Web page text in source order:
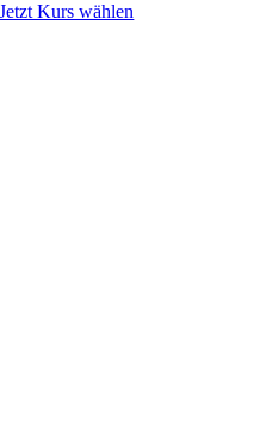
Jetzt Kurs wählen